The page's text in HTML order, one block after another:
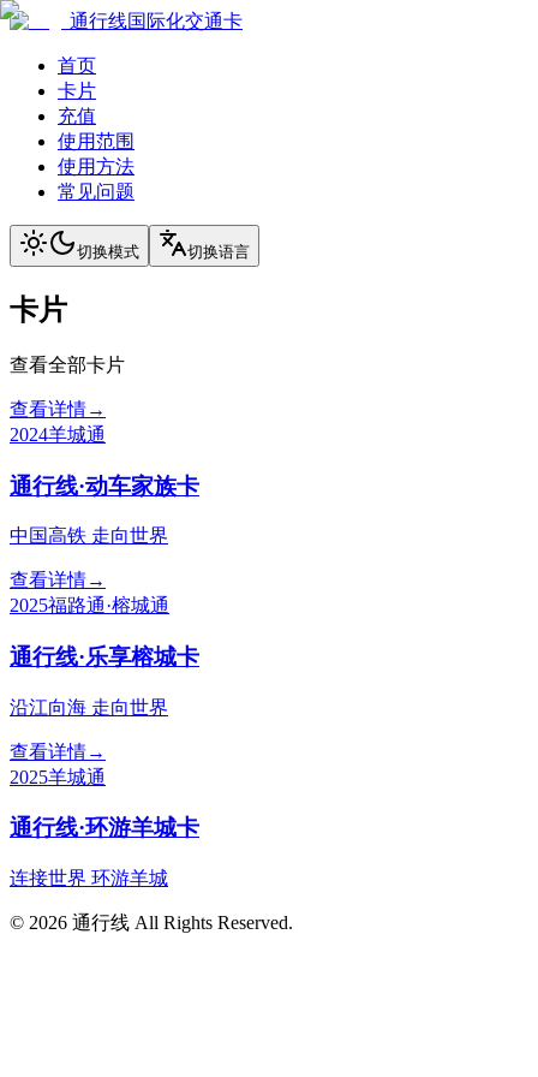
通行线国际化交通卡
首页
卡片
充值
使用范围
使用方法
常见问题
切换模式 切换语言
卡片
查看全部卡片
查看详情→
2024羊城通
通行线·动车家族卡
中国高铁 走向世界
查看详情→
2025福路通·榕城通
通行线·乐享榕城卡
沿江向海 走向世界
查看详情→
2025羊城通
通行线·环游羊城卡
连接世界 环游羊城
© 2026 通行线 All Rights Reserved.